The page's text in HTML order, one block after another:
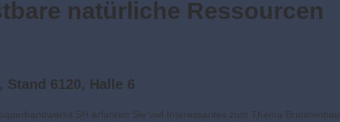
natürliche Ressourcen
6120, Halle 6
SH erfahren Sie viel Interessantes zum Thema Brunnenbau,